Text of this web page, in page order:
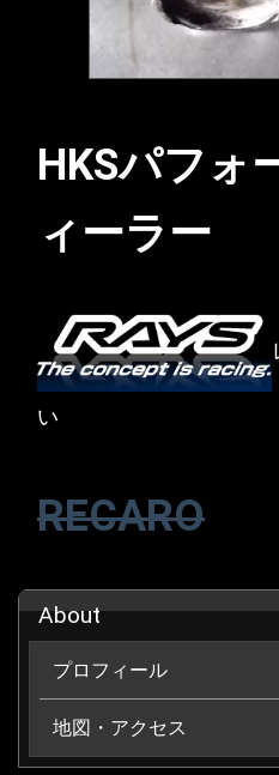
HKSパフォ
ィーラー
い
RECARO
About
プロフィール
地図・アクセス